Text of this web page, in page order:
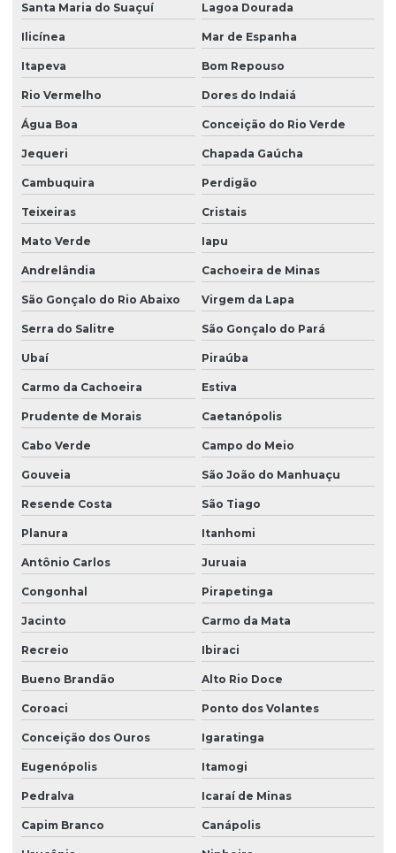
Santa Maria do Suaçuí Lagoa Dourada
Ilicínea Mar de Espanha
Itapeva Bom Repouso
Rio Vermelho Dores do Indaiá
Água Boa Conceição do Rio Verde
Jequeri Chapada Gaúcha
Cambuquira Perdigão
Teixeiras Cristais
Mato Verde Iapu
Andrelândia Cachoeira de Minas
São Gonçalo do Rio Abaixo Virgem da Lapa
Serra do Salitre São Gonçalo do Pará
Ubaí Piraúba
Carmo da Cachoeira Estiva
Prudente de Morais Caetanópolis
Cabo Verde Campo do Meio
Gouveia São João do Manhuaçu
Resende Costa São Tiago
Planura Itanhomi
Antônio Carlos Juruaia
Congonhal Pirapetinga
Jacinto Carmo da Mata
Recreio Ibiraci
Bueno Brandão Alto Rio Doce
Coroaci Ponto dos Volantes
Conceição dos Ouros Igaratinga
Eugenópolis Itamogi
Pedralva Icaraí de Minas
Capim Branco Canápolis